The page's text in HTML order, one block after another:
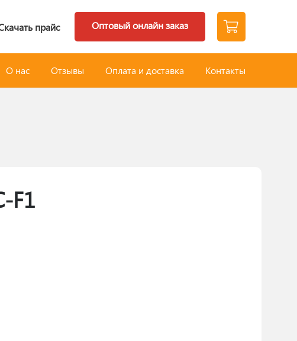
прайс Оптовый онлайн заказ
О нас Отзывы Оплата и доставка Контакты
F1